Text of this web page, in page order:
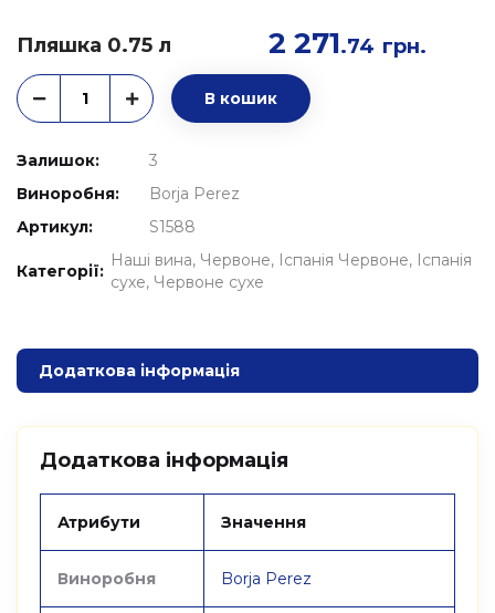
Пляшка 0.75 л 2 271.74 грн.
В кошик
Залишок:
3
Виноробня:
Borja Perez
Артикул:
S1588
Категорії:
Наші вина Червоне Іспанія Червоне Іспанія
сухе Червоне сухе
Додаткова інформація
Додаткова інформація
Атрибути Значення
Виноробня Borja Perez